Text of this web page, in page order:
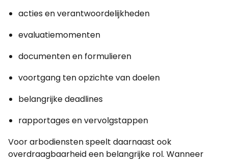
acties en verantwoordelijkheden
evaluatiemomenten
documenten en formulieren
voortgang ten opzichte van doelen
belangrijke deadlines
rapportages en vervolgstappen
Voor arbodiensten speelt daarnaast ook
overdraagbaarheid een belangrijke rol. Wanneer